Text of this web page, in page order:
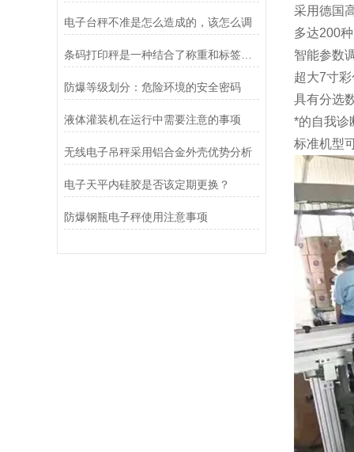
电子台秤不准是怎么造成的，该怎么调
条码打印秤是一种结合了称重和标签打印功能的设备
防爆等级划分：危险环境的安全密码
液体灌装机在运行中需要注意的事项
无线电子吊秤采用铝合金外壳优势分析
电子天平内硅胶是否该定期更换？
防爆钢瓶电子秤使用注意事项
采用德国
多达200
智能参数
超大7寸
具有分选
*的自我诊
标准机型